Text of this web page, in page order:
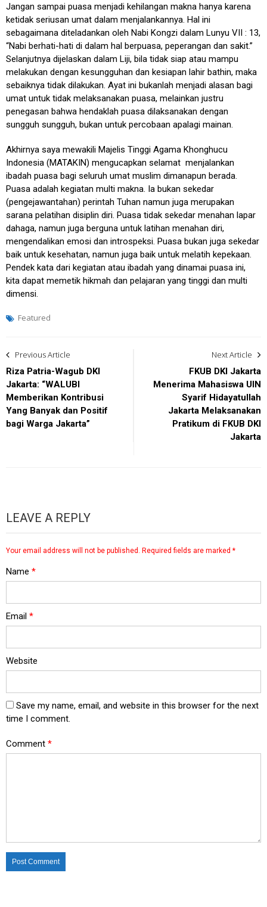
Jangan sampai puasa menjadi kehilangan makna hanya karena
ketidak seriusan umat dalam menjalankannya. Hal ini
sebagaimana diteladankan oleh Nabi Kongzi dalam Lunyu VII : 13,
“Nabi berhati-hati di dalam hal berpuasa, peperangan dan sakit.”
Selanjutnya dijelaskan dalam Liji, bila tidak siap atau mampu
melakukan dengan kesungguhan dan kesiapan lahir bathin, maka
sebaiknya tidak dilakukan. Ayat ini bukanlah menjadi alasan bagi
umat untuk tidak melaksanakan puasa, melainkan justru
penegasan bahwa hendaklah puasa dilaksanakan dengan
sungguh sungguh, bukan untuk percobaan apalagi mainan.
Akhirnya saya mewakili Majelis Tinggi Agama Khonghucu
Indonesia (MATAKIN) mengucapkan selamat menjalankan
ibadah puasa bagi seluruh umat muslim dimanapun berada.
Puasa adalah kegiatan multi makna. Ia bukan sekedar
(pengejawantahan) perintah Tuhan namun juga merupakan
sarana pelatihan disiplin diri. Puasa tidak sekedar menahan lapar
dahaga, namun juga berguna untuk latihan menahan diri,
mengendalikan emosi dan introspeksi. Puasa bukan juga sekedar
baik untuk kesehatan, namun juga baik untuk melatih kepekaan.
Pendek kata dari kegiatan atau ibadah yang dinamai puasa ini,
kita dapat memetik hikmah dan pelajaran yang tinggi dan multi
dimensi.
Featured
navigation
Previous Article
Riza Patria-Wagub DKI
Jakarta: “WALUBI
Memberikan Kontribusi
Yang Banyak dan Positif
bagi Warga Jakarta”
Next Article
FKUB DKI Jakarta
Menerima Mahasiswa UIN
Syarif Hidayatullah
Jakarta Melaksanakan
Pratikum di FKUB DKI
Jakarta
LEAVE A REPLY
Your email address will not be published. Required fields are marked *
Name *
Email *
Website
Save my name, email, and website in this browser for the next
time I comment.
Comment *